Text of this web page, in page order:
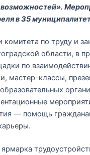
в 35
по труду и
области, в
по
мастер-классы,
— помощь